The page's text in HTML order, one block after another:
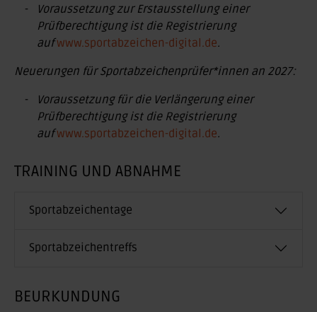
Voraussetzung zur Erstausstellung einer
Prüfberechtigung ist die Registrierung
aufwww.sportabzeichen-digital.de.
Neuerungen für Sportabzeichenprüfer*innen an 2027:
Voraussetzung für die Verlängerung einer
Prüfberechtigung ist die Registrierung
aufwww.sportabzeichen-digital.de.
TRAINING UND ABNAHME
Sportabzeichentage
Sportabzeichentreffs
BEURKUNDUNG